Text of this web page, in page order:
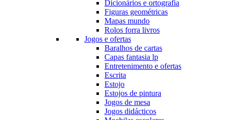
Dicionários e ortografia
Figuras geométricas
Mapas mundo
Rolos forra livros
Jogos e ofertas
Baralhos de cartas
Capas fantasia lp
Entretenimento e ofertas
Escrita
Estojo
Estojos de pintura
Jogos de mesa
Jogos didácticos